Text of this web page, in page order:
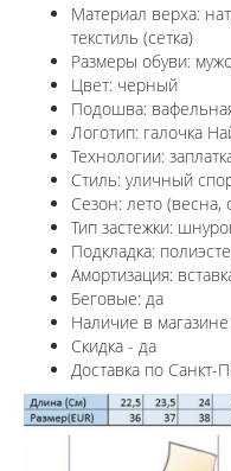
Материал верха:
текстиль (сетка)
Размеры обуви:
Цвет: черный
Подошва:
Логотип: галочка
Технологии:
Стиль: уличный
Сезон: лето (весна,
Тип застежки:
Подкладка:
Амортизация:
Беговые: да
Наличие в
Скидка - да
Доставка по Санкт-